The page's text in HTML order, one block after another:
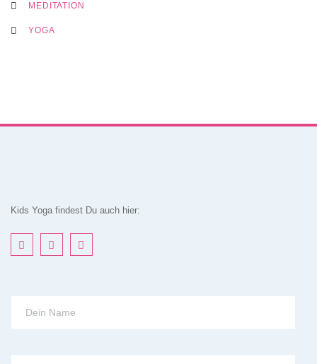
MEDITATION
YOGA
Kids Yoga findest Du auch hier: